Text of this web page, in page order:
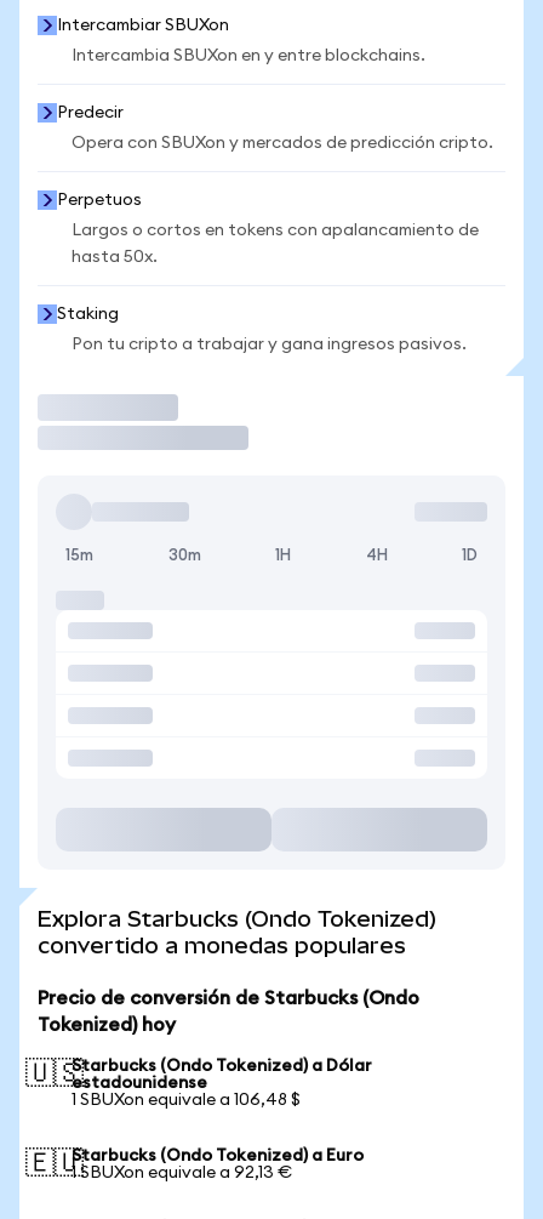
Intercambiar SBUXon
Intercambia SBUXon en y entre blockchains.
Predecir
Opera con SBUXon y mercados de predicción cripto.
Perpetuos
Largos o cortos en tokens con apalancamiento de
hasta 50x.
Staking
Pon tu cripto a trabajar y gana ingresos pasivos.
15m 30m 1H 4H 1D
Explora Starbucks (Ondo Tokenized)
convertido a monedas populares
Precio de conversión de Starbucks (Ondo
Tokenized) hoy
🇺🇸Starbucks (Ondo Tokenized) a Dólar
estadounidense
1 SBUXon equivale a 106,48 $
🇪🇺Starbucks (Ondo Tokenized) a Euro
1 SBUXon equivale a 92,13 €